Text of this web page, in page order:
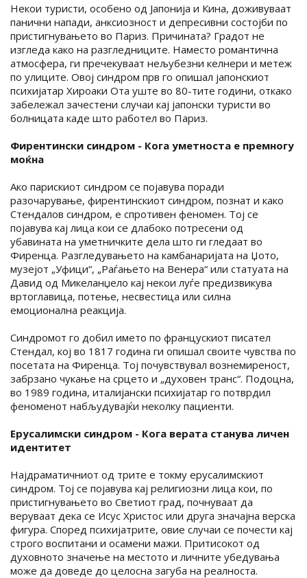
Некои туристи, особено од Јапонија и Кина, доживуваат
панични напади, анксиозност и депресивни состојби по
пристигнувањето во Париз. Причината? Градот не
изгледа како на разгледниците. Наместо романтична
атмосфера, ги пречекуваат нељубезни келнери и метеж
по улиците. Овој синдром прв го опишал јапонскиот
психијатар Хироаки Ота уште во 80-тите години, откако
забележал зачестени случаи кај јапонски туристи во
болницата каде што работел во Париз.
Фирентински синдром - Кога уметноста е премногу
моќна
Ако парискиот синдром се појавува поради
разочарување, фирентинскиот синдром, познат и како
Стендалов синдром, е спротивен феномен. Тој се
појавува кај лица кои се длабоко потресени од
убавината на уметничките дела што ги гледаат во
Фиренца. Разгледувањето на камбанаријата на Џото,
музејот „Уфици“, „Раѓањето на Венера“ или статуата на
Давид од Микеланџело кај некои луѓе предизвикува
вртоглавица, потење, несвестица или силна
емоционална реакција.
Синдромот го добил името по францускиот писател
Стендал, кој во 1817 година ги опишал своите чувства по
посетата на Фиренца. Тој почувствувал вознемиреност,
забрзано чукање на срцето и „духовен транс“. Подоцна,
во 1989 година, италијански психијатар го потврдил
феноменот набљудувајќи неколку пациенти.
Ерусалимски синдром - Кога верата станува личен
идентитет
Најдраматичниот од трите е токму ерусалимскиот
синдром. Тој се појавува кај религиозни лица кои, по
пристигнувањето во Светиот град, почнуваат да
веруваат дека се Исус Христос или друга значајна верска
фигура. Според психијатрите, овие случаи се почести кај
строго воспитани и осамени мажи. Притисокот од
духовното значење на местото и личните убедувања
може да доведе до целосна загуба на реалноста.